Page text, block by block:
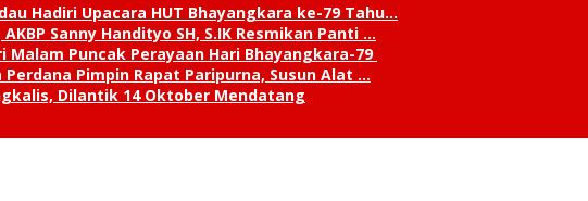
Hadiri Upacara HUT Bhayangkara ke-79 Tahu…
Sanny Handityo SH, S.IK Resmikan Panti …
Puncak Perayaan Hari Bhayangkara-79
Pimpin Rapat Paripurna, Susun Alat …
Dilantik 14 Oktober Mendatang